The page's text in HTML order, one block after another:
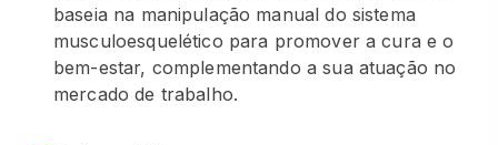
baseia na manipulação manual do sistema
musculoesquelético para promover a cura e o
bem-estar, complementando a sua atuação no
mercado de trabalho.